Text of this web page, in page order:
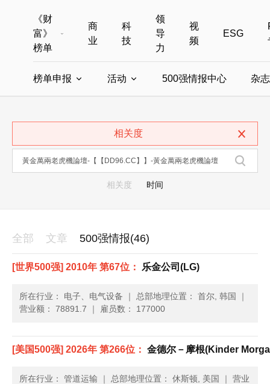
《财
富》
榜单
全部榜单
中国最具影响力商界女性
商
业
科
技
领
导
力
视
频
ESG
榜单申报 活动 500强情报中心 杂
相关度
相关度 时间
全部 文章 500强情报(46)
[世界500强] 2010年 第67位： 乐金公司(LG)
所在行业： 电子、电气设备 ｜ 总部地理位置： 首尔, 韩国
｜
营业额： 78891.7 ｜ 雇员数： 177000
[美国500强] 2026年 第266位： 金德尔－摩根(Kinder
所在行业： 管道运输 ｜ 总部地理位置： 休斯顿, 美国 ｜ 营业